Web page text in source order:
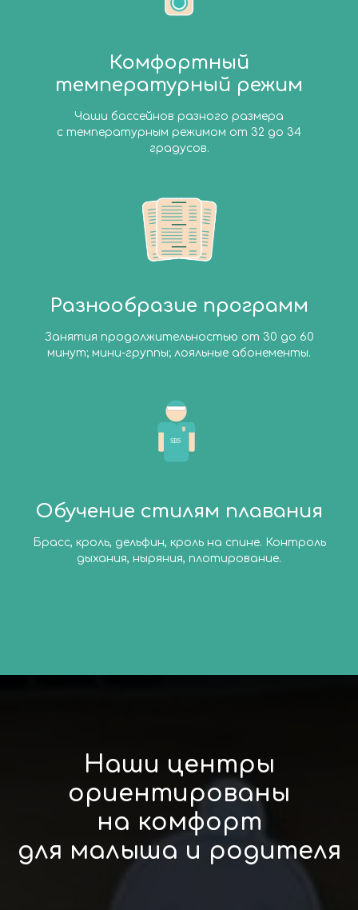
Комфортный
температурный режим
Чаши бассейнов разного размера
с температурным режимом от 32 до 34
градусов.
Разнообразие программ
Занятия продолжительностью от 30 до 60
минут; мини-группы; лояльные абонементы.
Обучение стилям плавания
Брасс, кроль, дельфин, кроль на спине. Контроль
дыхания, ныряния, плотирование.
Наши центры
ориентированы
на комфорт
для малыша и родителя